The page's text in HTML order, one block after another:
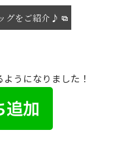
グをご紹介♪
うになりました！